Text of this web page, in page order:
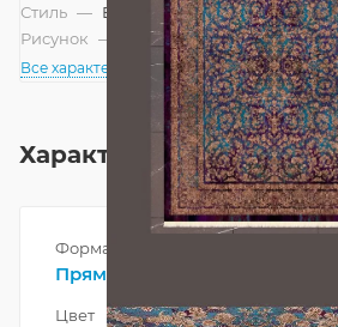
Стиль — Восточный
Рисунок — Классический
Все характеристики
Характеристики
Форма
Прямоугольник
Цвет